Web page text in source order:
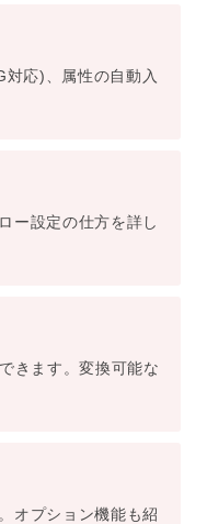
応)、属性の自動入
ー設定の仕方を詳し
きます。変換可能な
オプション機能も紹